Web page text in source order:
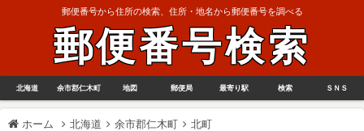
郵便番号から住所の検索、住所・地名から郵便番号を調べる
郵便番号検索
北海道 余市郡仁木町 地図 郵便局 最寄り駅 検索 ＳＮＳ
ホーム 北海道 余市郡仁木町 北町